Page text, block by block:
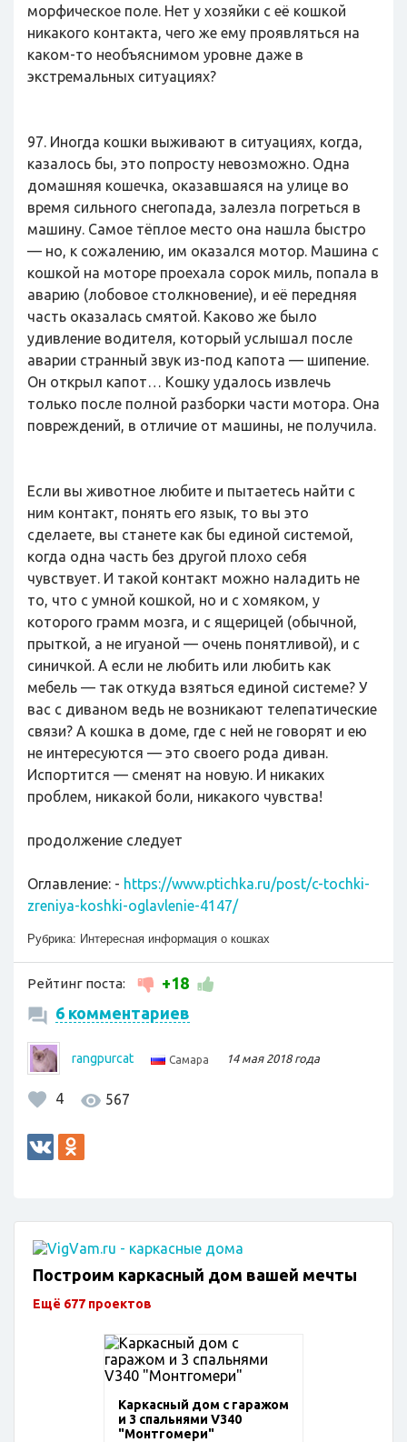
морфическое поле. Нет у хозяйки с её кошкой
никакого контакта, чего же ему проявляться на
каком-то необъяснимом уровне даже в
экстремальных ситуациях?
97. Иногда кошки выживают в ситуациях, когда,
казалось бы, это попросту невозможно. Одна
домашняя кошечка, оказавшаяся на улице во
время сильного снегопада, залезла погреться в
машину. Самое тёплое место она нашла быстро
— но, к сожалению, им оказался мотор. Машина с
кошкой на моторе проехала сорок миль, попала в
аварию (лобовое столкновение), и её передняя
часть оказалась смятой. Каково же было
удивление водителя, который услышал после
аварии странный звук из-под капота — шипение.
Он открыл капот… Кошку удалось извлечь
только после полной разборки части мотора. Она
повреждений, в отличие от машины, не получила.
Если вы животное любите и пытаетесь найти с
ним контакт, понять его язык, то вы это
сделаете, вы станете как бы единой системой,
когда одна часть без другой плохо себя
чувствует. И такой контакт можно наладить не
то, что с умной кошкой, но и с хомяком, у
которого грамм мозга, и с ящерицей (обычной,
прыткой, а не игуаной — очень понятливой), и с
синичкой. А если не любить или любить как
мебель — так откуда взяться единой системе? У
вас с диваном ведь не возникают телепатические
связи? А кошка в доме, где с ней не говорят и ею
не интересуются — это своего рода диван.
Испортится — сменят на новую. И никаких
проблем, никакой боли, никакого чувства!
продолжение следует
Оглавление: - https://www.ptichka.ru/post/c-tochki-
zreniya-koshki-oglavlenie-4147/
Рубрика: Интересная информация о кошках
Рейтинг поста:
+18
6 комментариев
rangpurcat Самара 14 мая 2018 года
4 567
Построим каркасный дом вашей мечты
Ещё 677 проектов
Каркасный дом с гаражом
и 3 спальнями V340
"Монтгомери"